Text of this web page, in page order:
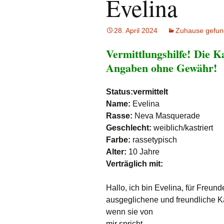
e.V. Hunde
Katzen
Pferde
Meerschweinchen
Kaninchen
Schildkröten &
Wellensittiche &
Evelina
28. April 2024 Zuhause
Vermittlungshilfe! Die
Angaben ohne Gewähr!
Status:vermittelt
Name: Evelina
Rasse: Neva Masquerade
Geschlecht: weiblich/kastriert
Farbe: rassetypisch
Alter: 10 Jahre
Verträglich mit:
Hallo, ich bin Evelina, für
ausgeglichene und freundliche
wenn sie von